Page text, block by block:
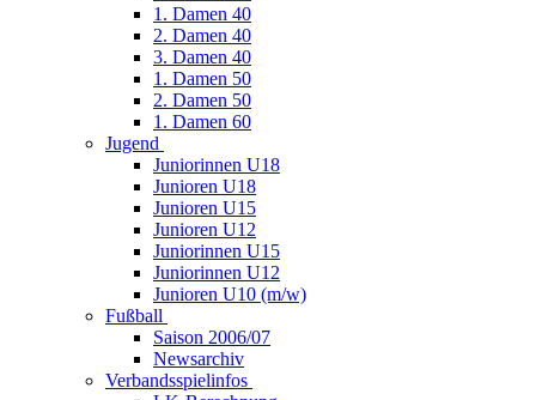
1. Damen 40
2. Damen 40
3. Damen 40
1. Damen 50
2. Damen 50
1. Damen 60
Jugend
Juniorinnen U18
Junioren U18
Junioren U15
Junioren U12
Juniorinnen U15
Juniorinnen U12
Junioren U10 (m/w)
Fußball
Saison 2006/07
Newsarchiv
Verbandsspielinfos